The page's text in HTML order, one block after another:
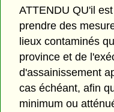
ATTENDU QU'il
prendre des
lieux contaminés
province et de
d'assainissement
cas échéant, afin
minimum ou